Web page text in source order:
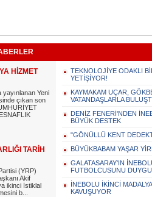
HİZMET
Yeni
çıkan son
TARİH
(YRP)
Akif
ikinci İstiklal
b...
TEKNOLOJİYE ODAKLI
YETİŞİYOR!
KAYMAKAM UÇAR,
VATANDAŞLARLA
DENİZ FENERİ'NDEN
BÜYÜK DESTEK
"GÖNÜLLÜ KENT
BÜYÜKBABAM YAŞAR
GALATASARAY'IN
FUTBOLCUSUNU
İNEBOLU İKİNCİ
KAVUŞUYOR